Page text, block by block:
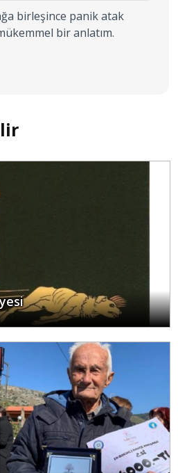
birleşince panik atak
bir anlatım.